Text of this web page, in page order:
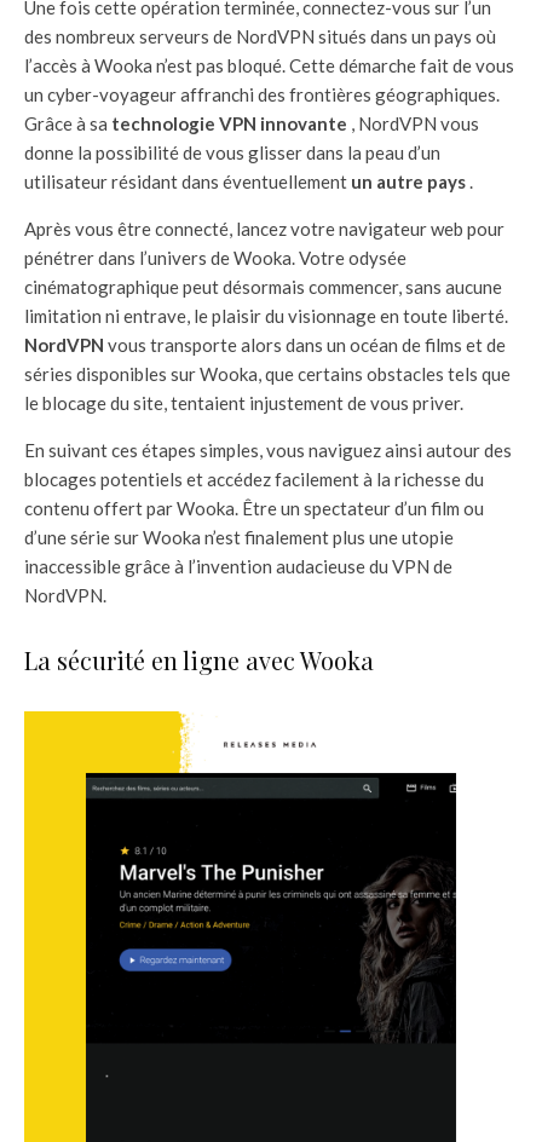
Une fois cette opération terminée, connectez-vous sur l’un
des nombreux serveurs de NordVPN situés dans un pays où
l’accès à Wooka n’est pas bloqué. Cette démarche fait de vous
un cyber-voyageur affranchi des frontières géographiques.
Grâce à sa technologie VPN innovante , NordVPN vous
donne la possibilité de vous glisser dans la peau d’un
utilisateur résidant dans éventuellement un autre pays.
Après vous être connecté, lancez votre navigateur web pour
pénétrer dans l’univers de Wooka. Votre odysée
cinématographique peut désormais commencer, sans aucune
limitation ni entrave, le plaisir du visionnage en toute liberté.
NordVPN vous transporte alors dans un océan de films et de
séries disponibles sur Wooka, que certains obstacles tels que
le blocage du site, tentaient injustement de vous priver.
En suivant ces étapes simples, vous naviguez ainsi autour des
blocages potentiels et accédez facilement à la richesse du
contenu offert par Wooka. Être un spectateur d’un film ou
d’une série sur Wooka n’est finalement plus une utopie
inaccessible grâce à l’invention audacieuse du VPN de
NordVPN.
La sécurité en ligne avec Wooka